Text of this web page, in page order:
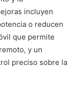
incluyen
o reducen
que permite
y un
preciso sobre la